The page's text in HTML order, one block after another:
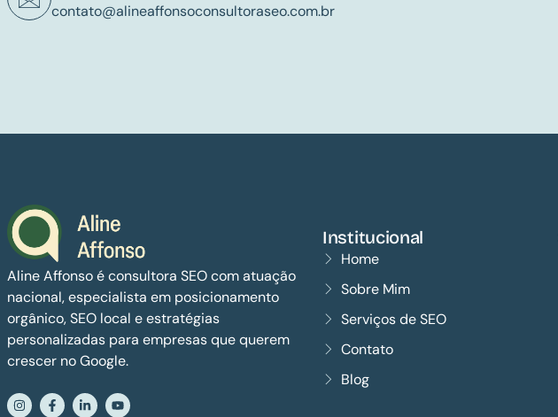
contato@alineaffonsoconsultoraseo.com.br
Aline Affonso é consultora SEO com atuação
nacional, especialista em posicionamento
orgânico, SEO local e estratégias
personalizadas para empresas que querem
crescer no Google.
Institucional
Home
Sobre Mim
Serviços de SEO
Contato
Blog